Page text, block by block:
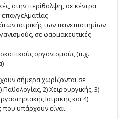
στην περίθαλψη, σε κέντρα
ιατρικής των πανεπιστημίων
σε φαρμακευτικές
οργανισμούς (π.χ.
σήμερα χωρίζονται σε
Παθολογίας, 2) Χειρουργικής, 3)
Ιατρικής και 4)
που υπάρχουν είναι: